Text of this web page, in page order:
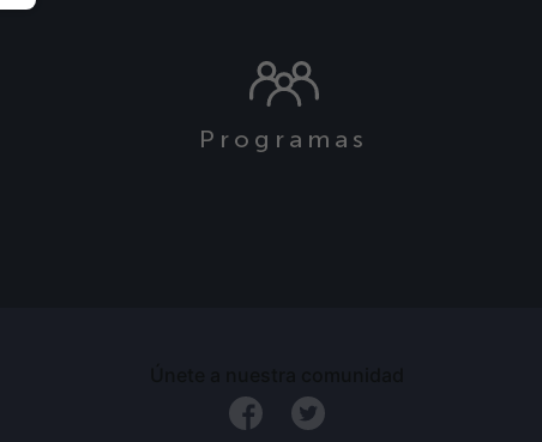
Programas